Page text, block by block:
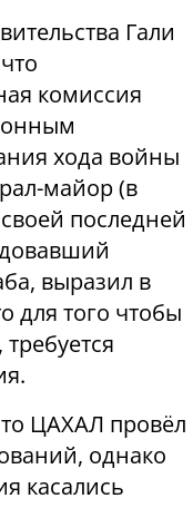
Гали
комиссия
хода войны
майор (в
последней
выразил в
для того чтобы
ЦАХАЛ провёл
однако
касались